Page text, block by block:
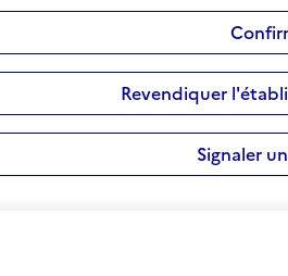
Revendiquer
Signaler